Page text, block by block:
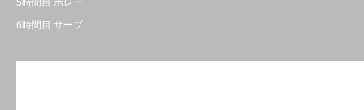
5時間目 ボレー
6時間目 サーブ